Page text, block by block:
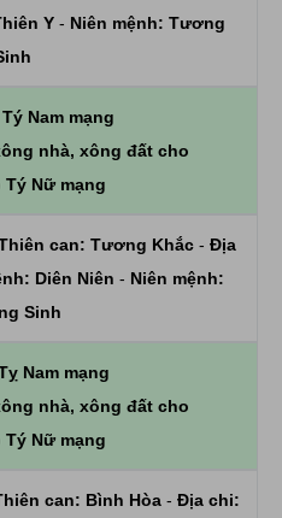
Y - Niên mệnh: Tương
Nam mạng
nhà, xông đất cho
Tý Nữ mạng
can: Tương Khắc- Địa
Diên Niên - Niên mệnh:
Sinh
Nam mạng
nhà, xông đất cho
Tý Nữ mạng
can: Bình Hòa - Địa chi: